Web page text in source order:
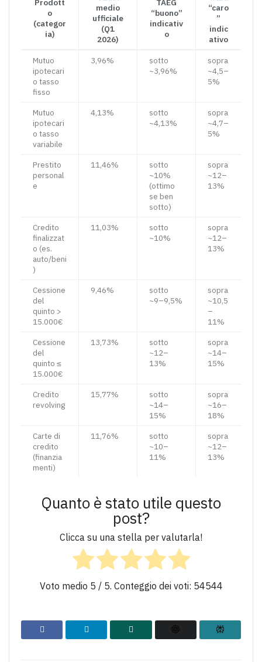
Prodott
o
(categor
ia)
medio
ufficiale
(Q1
2026)
TAEG
“buono”
indicativ
o
“caro
”
indic
ativo
Mutuo
ipotecari
o tasso
fisso
3,96%
sotto
~3,96%
sopra
~4,5–
5%
Mutuo
ipotecari
o tasso
variabile
4,13%
sotto
~4,13%
sopra
~4,7–
5%
Prestito
personal
e
11,46%
sotto
~10%
(ottimo
se ben
sotto)
sopra
~12–
13%
Credito
finalizzat
o (es.
auto/beni
)
11,03%
sotto
~10%
sopra
~12–
13%
Cessione
del
quinto >
15.000€
9,46%
sotto
~9–9,5%
sopra
~10,5
–
11%
Cessione
del
quinto ≤
15.000€
13,73%
sotto
~12–
13%
sopra
~14–
15%
Credito
revolving
15,77%
sotto
~14–
15%
sopra
~16–
18%
Carte di
credito
(finanzia
menti)
11,76%
sotto
~10–
11%
sopra
~12–
13%
Quanto è stato utile questo
post?
Clicca su una stella per valutarla!
Voto medio 5 / 5. Conteggio dei voti: 54544